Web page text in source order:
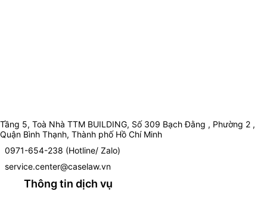
Tầng 5, Toà Nhà TTM BUILDING, Số 309 Bạch Đằng , Phường 2 ,
Quận Bình Thạnh, Thành phố Hồ Chí Minh
0971-654-238 (Hotline/ Zalo)
service.center@caselaw.vn
Thông tin dịch vụ